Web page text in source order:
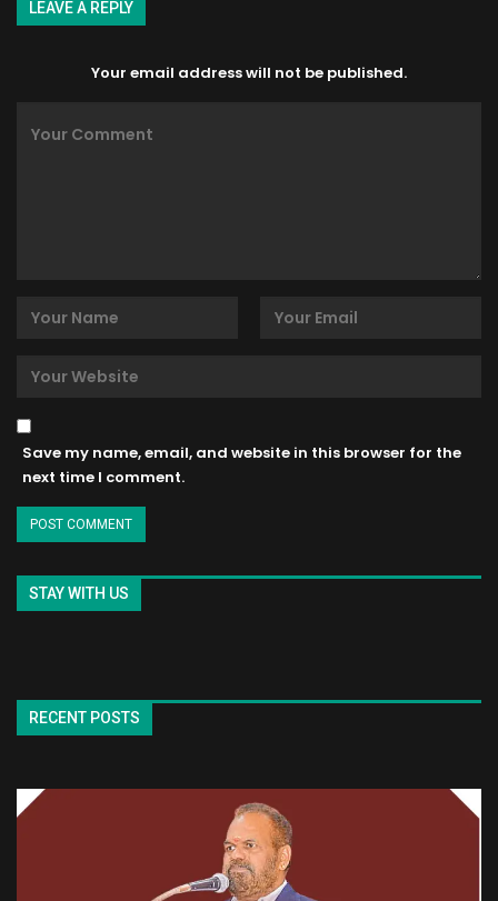
LEAVE A REPLY
Your email address will not be published.
Save my name, email, and website in this browser for the
next time I comment.
STAY WITH US
RECENT POSTS